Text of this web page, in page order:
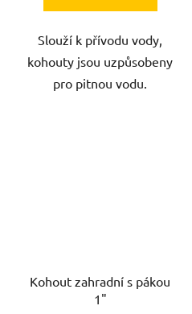
Slouží k přívodu vody,
kohouty jsou uzpůsobeny
pro pitnou vodu.
Kohout zahradní s pákou
1"